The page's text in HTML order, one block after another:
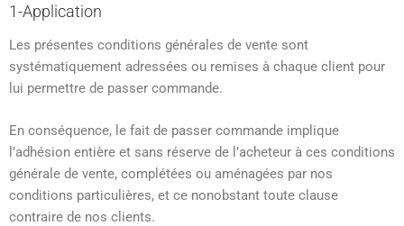
1-Application
Les présentes conditions générales de vente sont
systématiquement adressées ou remises à chaque client pour
lui permettre de passer commande.
En conséquence, le fait de passer commande implique
l’adhésion entière et sans réserve de l’acheteur à ces conditions
générale de vente, complétées ou aménagées par nos
conditions particulières, et ce nonobstant toute clause
contraire de nos clients.